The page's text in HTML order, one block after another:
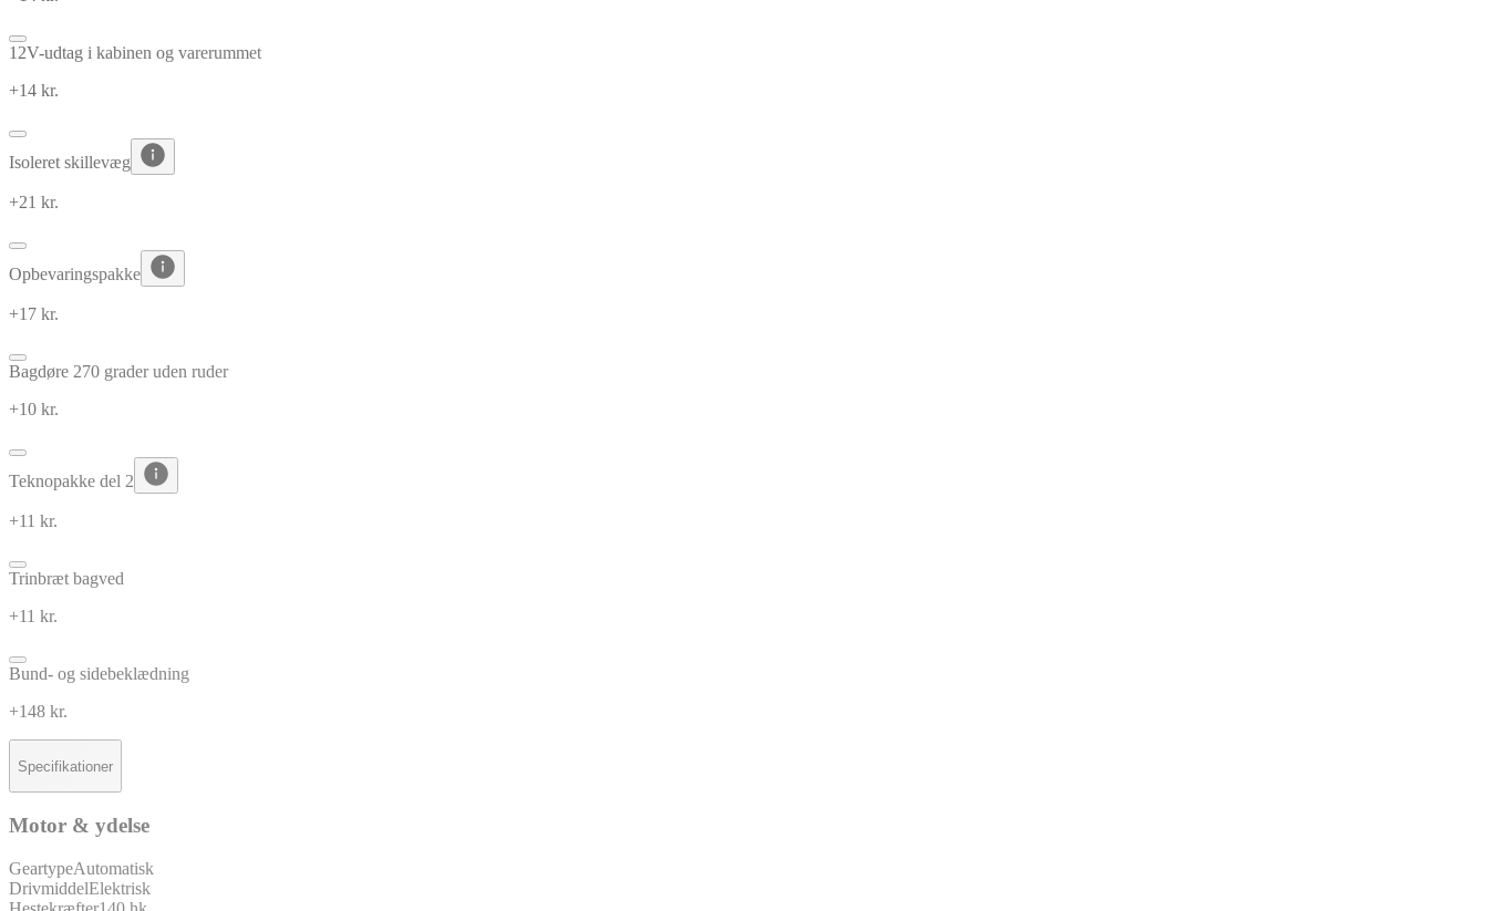
12V-udtag i kabinen og varerummet
+14 kr.
Isoleret skillevæg
+21 kr.
Opbevaringspakke
+17 kr.
Bagdøre 270 grader uden ruder
+10 kr.
Teknopakke del 2
+11 kr.
Trinbræt bagved
+11 kr.
Bund- og sidebeklædning
+148 kr.
Specifikationer
Motor & ydelse
GeartypeAutomatisk
DrivmiddelElektrisk